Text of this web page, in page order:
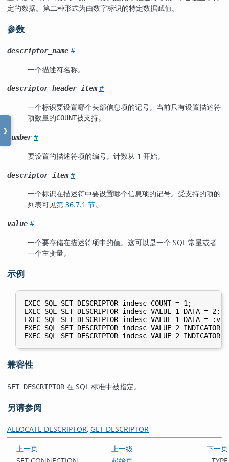
❯
定的数据。第二种形式为由数字标识的特定数据赋值。
参数
descriptor_name #
一个描述符名称。
descriptor_header_item #
一个标识要设置哪个头部信息项的记号。当前只有设置描述符
项数量的COUNT被支持。
number #
要设置的描述符项的编号。计数从 1 开始。
descriptor_item #
一个标识在描述符中要设置哪个信息项的记号。受支持的项的
列表可见第 36.7.1 节。
value #
一个要存储在描述符项中的值。这可以是一个 SQL 常量或者
一个主变量。
示例
EXEC SQL SET DESCRIPTOR indesc COUNT = 1;
EXEC SQL SET DESCRIPTOR indesc VALUE 1 DATA = 2;
EXEC SQL SET DESCRIPTOR indesc VALUE 1 DATA =
EXEC SQL SET DESCRIPTOR indesc VALUE 2
兼容性
SET DESCRIPTOR在 SQL 标准中被指定。
另请参阅
ALLOCATE DESCRIPTOR, GET DESCRIPTOR
上一页
上一级
下一页